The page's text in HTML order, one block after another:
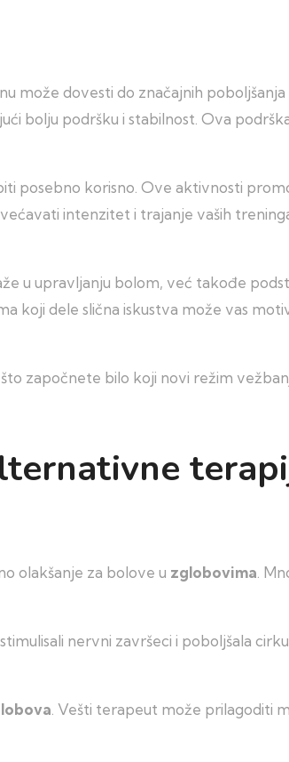
može dovesti do značajnih
bolju podršku i stabilnost. Ova
posebno korisno. Ove aktivnosti
intenzitet i trajanje vaših
u upravljanju bolom, već takođe
koji dele slična iskustva može vas
započnete bilo koji novi režim
olakšanje za bolove u zglobovima .
nervni završeci i poboljšala
. Vešti terapeut može prilagoditi